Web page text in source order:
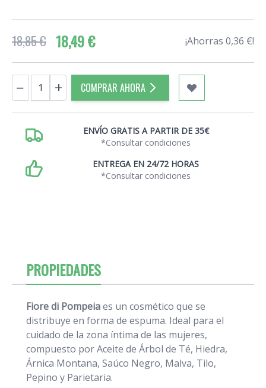
18,85 € 18,49 € ¡Ahorras 0,36 €!
Cantidad
− + COMPRAR AHORA
ENVÍO GRATIS A PARTIR DE 35€
*Consultar condiciones
ENTREGA EN 24/72 HORAS
*Consultar condiciones
PROPIEDADES
Fiore di Pompeiaes un cosmético que se
distribuye en forma de espuma. Ideal para el
cuidado de la zona íntima de las mujeres,
compuesto por Aceite de Árbol de Té, Hiedra,
Árnica Montana, Saúco Negro, Malva, Tilo,
Pepino y Parietaria.